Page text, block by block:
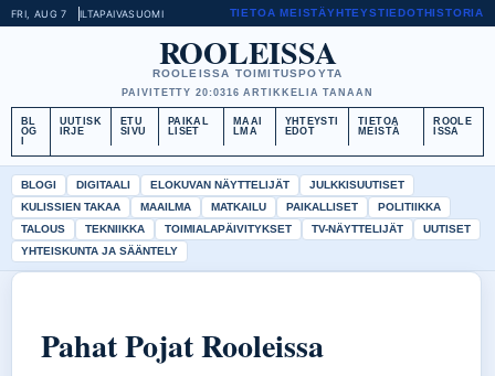
FRI, AUG 7 ILTAPAIVASUOMI TIETOA MEISTÄYHTEYSTIEDOTHISTORIA
ROOLEISSA
ROOLEISSA TOIMITUSPOYTA
PAIVITETTY 20:0316 ARTIKKELIA TANAAN
BL
OG
UUTISK
IRJE
ETU
SIVU
PAIKAL
LISET
MAAI
LMA
YHTEYSTI
EDOT
TIETOA
MEISTÄ
ROOLE
ISSA
BLOGI DIGITAALI ELOKUVAN NÄYTTELIJÄT
JULKKISUUTISET
KULISSIEN TAKAA
MAAILMA MATKAILU PAIKALLISET
POLITIIKKA
TALOUS
TEKNIIKKA TOIMIALAPÄIVITYKSET TV-NÄYTTELIJÄT
UUTISET
YHTEISKUNTA JA SÄÄNTELY
Pahat Pojat Rooleissa